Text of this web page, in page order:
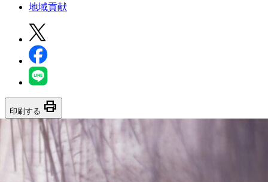
地域貢献
印刷する print